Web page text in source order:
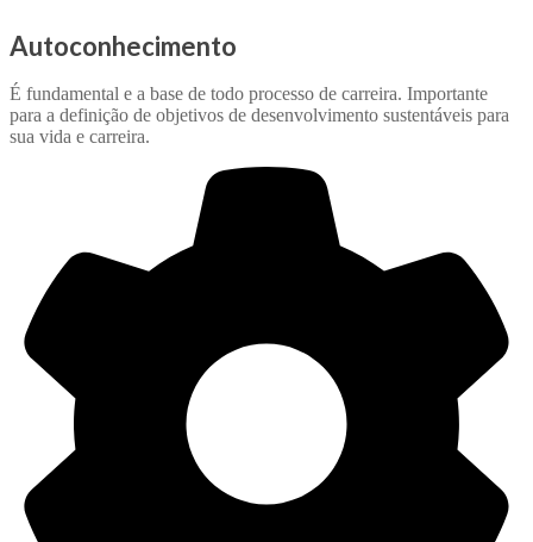
Autoconhecimento
É fundamental e a base de todo processo de carreira. Importante
para a definição de objetivos de desenvolvimento sustentáveis para
sua vida e carreira.